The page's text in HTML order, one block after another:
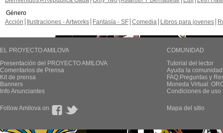
Género
Acción
Ilustraciones - Artworks Fantasía - SF Comedia Libros para jovenes
EL PROYECTO AMILOVA
Presentación del PROYECTO AMILOVA
Comentarios de Prensa
Kit de prensa
Banners
Info Anunciantes
COMUNIDAD
Tutorial del lector
Ayuda la
FAQ.Preguntas y
Moneda Virtual:
Condiciones de uso
Follow Amilova on Mapa del sitio